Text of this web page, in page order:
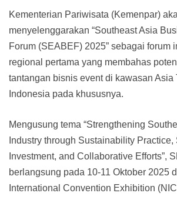
Kementerian Pariwisata (Kemenpar)
menyelenggarakan “Southeast Asia
Forum (SEABEF) 2025” sebagai forum
regional pertama yang membahas
tantangan bisnis event di kawasan Asia
Indonesia pada khususnya.
Mengusung tema “Strengthening
Industry through Sustainability Practice,
Investment, and Collaborative Efforts”,
berlangsung pada 10-11 Oktober 2025
International Convention Exhibition